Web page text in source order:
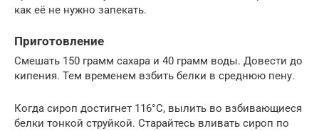
как её не нужно запекать.
Приготовление
Смешать 150 грамм сахара и 40 грамм воды. Довести до
кипения. Тем временем взбить белки в среднюю пену.
Когда сироп достигнет 116°C, вылить во взбивающиеся
белки тонкой струйкой. Старайтесь вливать сироп по